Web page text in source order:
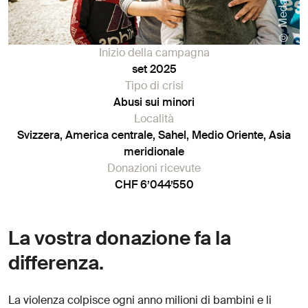
Inizio della campagna
set 2025
Tipo di crisi
Abusi sui minori
Località
Svizzera, America centrale, Sahel, Medio Oriente, Asia
meridionale
Donazioni ricevute
CHF 6’044’550
La vostra donazione fa la
differenza.
La violenza colpisce ogni anno milioni di bambini e li